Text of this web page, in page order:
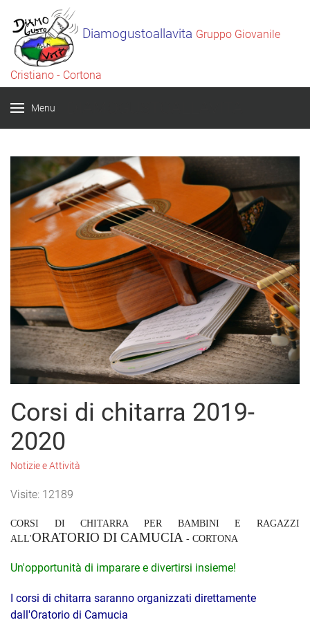
Diamogustoallavita Gruppo Giovanile
Cristiano - Cortona
Menu
Corsi di chitarra 2019-
2020
Notizie e Attività
Visite: 12189
CORSI DI CHITARRA PER BAMBINI E RAGAZZI
ALL'ORATORIO DI CAMUCIA - CORTONA
Un'opportunità di imparare e divertirsi insieme!
I corsi di chitarra saranno organizzati direttamente
dall'Oratorio di Camucia